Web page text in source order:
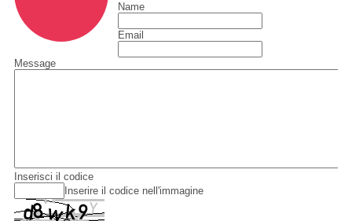
Name
Email
Message
Inserisci il codice
Inserire il codice nell'immagine